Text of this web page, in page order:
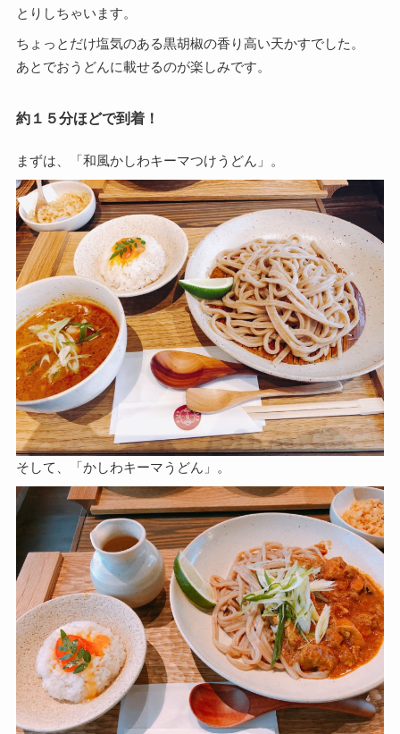
とりしちゃいます。
ちょっとだけ塩気のある黒胡椒の香り高い天かすでした。
あとでおうどんに載せるのが楽しみです。
約１５分ほどで到着！
まずは、「和風かしわキーマつけうどん」。
そして、「かしわキーマうどん」。